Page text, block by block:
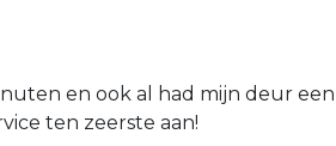
en ook al had mijn deur
ten zeerste aan!